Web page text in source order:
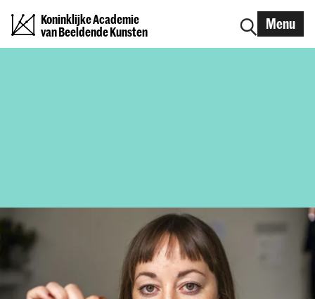
Koninklijke Academie
van Beeldende Kunsten
Menu